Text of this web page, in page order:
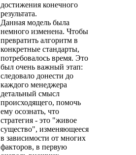
достижения конечного
результата.
Данная модель была
немного изменена. Чтобы
превратить алгоритм в
конкретные стандарты,
потребовалось время. Это
был очень важный этап:
следовало донести до
каждого менеджера
детальный смысл
происходящего, помочь
ему осознать, что
стратегия - это "живое
существо", изменяющееся
в зависимости от многих
факторов, в первую